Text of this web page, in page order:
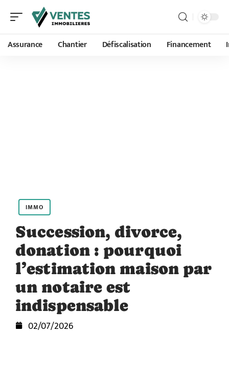
Assurance Chantier Défiscalisation Financement
IMMO
Succession, divorce,
donation : pourquoi
l’estimation maison par
un notaire est
indispensable
02/07/2026